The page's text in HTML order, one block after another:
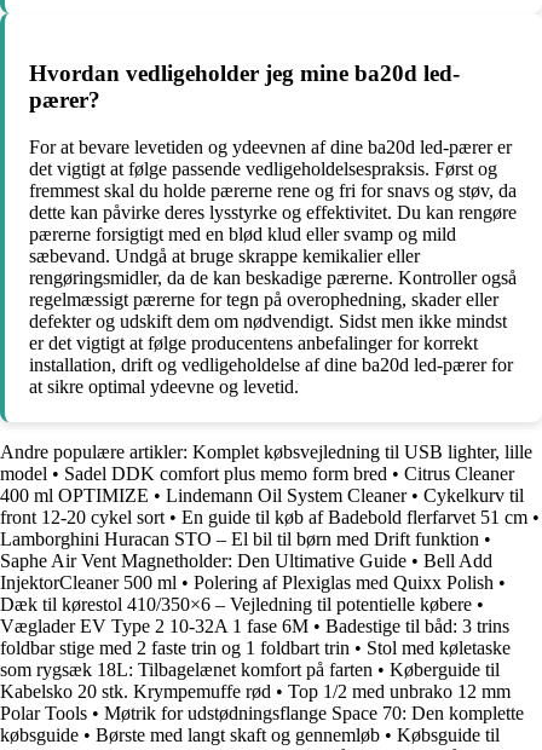
Hvordan vedligeholder jeg mine ba20d led-
pærer?
For at bevare levetiden og ydeevnen af dine ba20d led-pærer er
det vigtigt at følge passende vedligeholdelsespraksis. Først og
fremmest skal du holde pærerne rene og fri for snavs og støv, da
dette kan påvirke deres lysstyrke og effektivitet. Du kan rengøre
pærerne forsigtigt med en blød klud eller svamp og mild
sæbevand. Undgå at bruge skrappe kemikalier eller
rengøringsmidler, da de kan beskadige pærerne. Kontroller også
regelmæssigt pærerne for tegn på overophedning, skader eller
defekter og udskift dem om nødvendigt. Sidst men ikke mindst
er det vigtigt at følge producentens anbefalinger for korrekt
installation, drift og vedligeholdelse af dine ba20d led-pærer for
at sikre optimal ydeevne og levetid.
Andre populære artikler: Komplet købsvejledning til USB lighter, lille
model • Sadel DDK comfort plus memo form bred • Citrus Cleaner
400 ml OPTIMIZE • Lindemann Oil System Cleaner• Cykelkurv til
front 12-20 cykel sort • En guide til køb af Badebold flerfarvet 51 cm •
Lamborghini Huracan STO – El bil til børn med Drift funktion •
Saphe Air Vent Magnetholder: Den Ultimative Guide • Bell Add
InjektorCleaner 500 ml • Polering af Plexiglas med Quixx Polish •
Dæk til kørestol 410/350×6 – Vejledning til potentielle købere •
Væglader EV Type 2 10-32A 1 fase 6M • Badestige til båd: 3 trins
foldbar stige med 2 faste trin og 1 foldbart trin • Stol med køletaske
som rygsæk 18L: Tilbagelænet komfort på farten • Køberguide til
Kabelsko 20 stk. Krympemuffe rød • Top 1/2 med unbrako 12 mm
Polar Tools • Møtrik for udstødningsflange Space 70: Den komplette
købsguide • Børste med langt skaft og gennemløb • Købsguide til